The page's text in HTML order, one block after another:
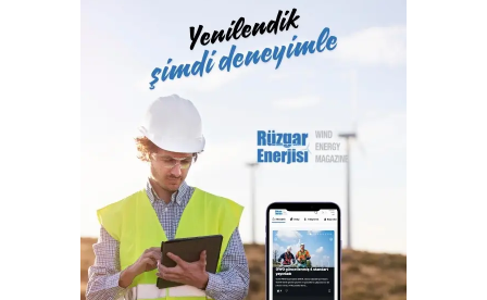
“Şirket olarak bugüne kadar düzenlediğimiz fuarlarda
birçok ilki gerçekleştirdik. Kimya sektörüne
kazandırdığımız on üç fuarla sektörün gelişimine ve ülke
ekonomisine katkılarımızı sunduk, sektör için katma değer
olduk. Yüzlerce B2B iş birliğine ev sahipliği yaptık. Bu yıl
aynı anda gerçekleştireceğimiz altı fuar ile yine sektörün
gelişimine ön ayak olacağız ve ülkemizin ticaret hacmine
katkılarımızı sunacağız. 200’ün üzerinde firmayı
ağırlayacağımız fuarlarımız ile sektörün büyümesine katkı
sağlamayı hedefliyoruz “.
Foam Eurasia ve Adhesive & Bonding Eurasia bu yıl ilk